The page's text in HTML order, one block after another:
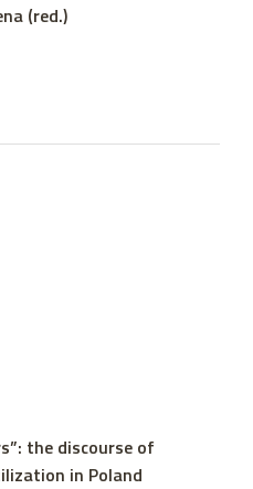
(red.)
the discourse of
in Poland